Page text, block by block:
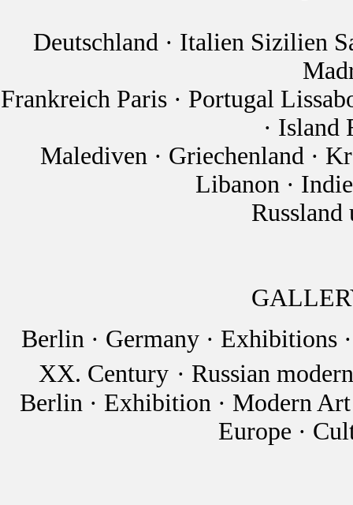
Deutschland · Italien Sizilien
Frankreich Paris · Portugal
· Island
Malediven · Griechenland ·
Libanon ·
Berlin · Germany · Exhibitions
XX. Century · Russian
Berlin · Exhibition · Modern Art
Europe ·